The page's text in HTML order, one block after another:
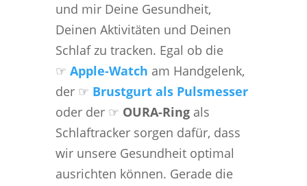
und mir Deine Gesundheit,
Deinen Aktivitäten und Deinen
Schlaf zu tracken. Egal ob die
☞ Apple-Watch am Handgelenk,
der ☞ Brustgurt als Pulsmesser
oder der ☞ OURA-Ringals
Schlaftracker sorgen dafür, dass
wir unsere Gesundheit optimal
ausrichten können. Gerade die